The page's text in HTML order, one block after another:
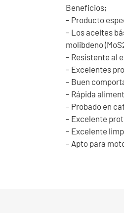
Beneficios;
– Producto
– Los aceites
molibdeno
– Resistente al
– Excelentes
– Buen
– Rápida
– Probado en
– Excelente
– Excelente
– Apto para